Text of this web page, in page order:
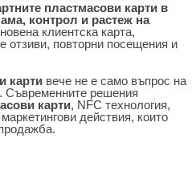
пластмасови карти в
контрол и растеж на
клиентска карта,
отзиви, повторни посещения и
карти вече не е само въпрос на
Съвременните решения
карти, NFC технология,
действия, които